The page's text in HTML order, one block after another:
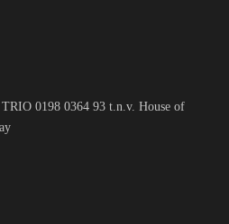
0198 0364 93 t.n.v. House of